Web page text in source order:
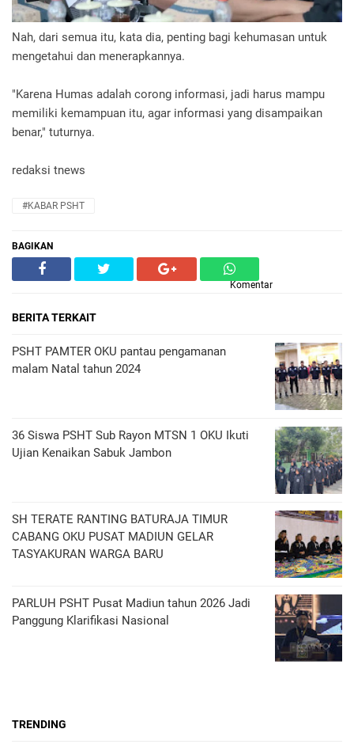
Nah, dari semua itu, kata dia, penting bagi kehumasan untuk
mengetahui dan menerapkannya.
"Karena Humas adalah corong informasi, jadi harus mampu
memiliki kemampuan itu, agar informasi yang disampaikan
benar," tuturnya.
redaksi tnews
#KABAR PSHT
BAGIKAN
Komentar
BERITA TERKAIT
PSHT PAMTER OKU pantau pengamanan
malam Natal tahun 2024
36 Siswa PSHT Sub Rayon MTSN 1 OKU Ikuti
Ujian Kenaikan Sabuk Jambon
SH TERATE RANTING BATURAJA TIMUR
CABANG OKU PUSAT MADIUN GELAR
TASYAKURAN WARGA BARU
PARLUH PSHT Pusat Madiun tahun 2026 Jadi
Panggung Klarifikasi Nasional
TRENDING